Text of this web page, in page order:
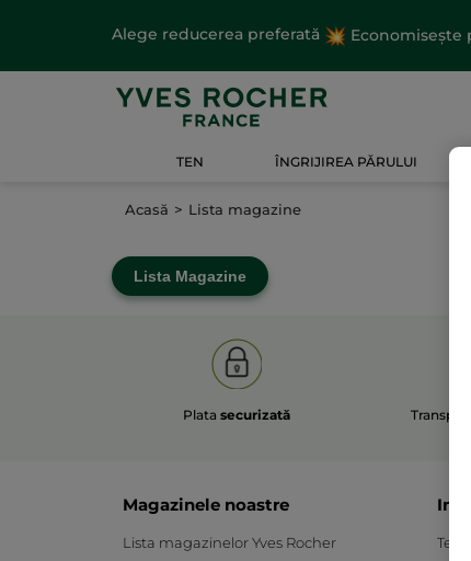
Alege reducerea preferată Economisește
TEN ÎNGRIJIREA PĂRULUI
Acasă Lista magazine
Lista Magazine
Plata securizată Transport
Magazinele noastre
Lista magazinelor Yves Rocher